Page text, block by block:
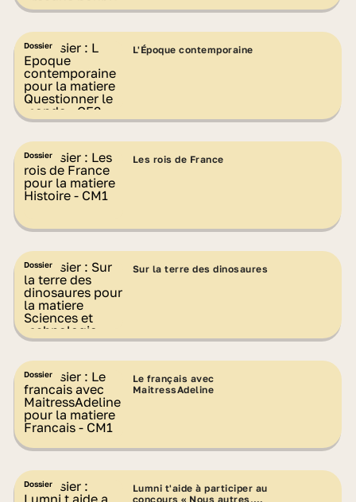
Dossier L'Époque contemporaine
Dossier Les rois de France
Dossier Sur la terre des dinosaures
Dossier
Le français avec
MaitressAdeline
Dossier
Lumni t'aide à participer au
concours « Nous autres,